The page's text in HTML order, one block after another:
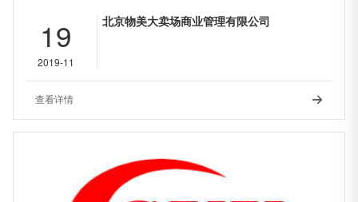
19
2019-11
北京物美大卖场商业管理有限公司
查看详情 